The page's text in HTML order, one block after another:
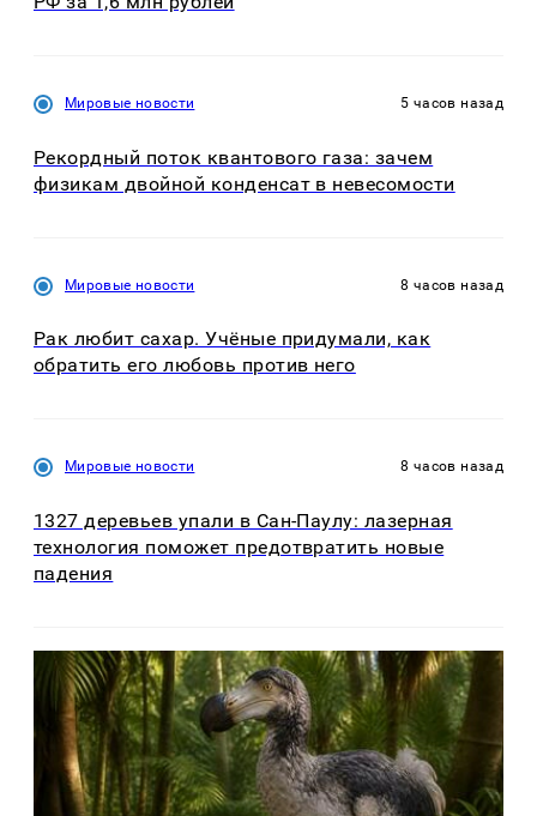
Мировые новости 5 часов назад
Рекордный поток квантового газа: зачем
физикам двойной конденсат в невесомости
Мировые новости 8 часов назад
Рак любит сахар. Учёные придумали, как
обратить его любовь против него
Мировые новости 8 часов назад
1327 деревьев упали в Сан-Паулу: лазерная
технология поможет предотвратить новые
падения